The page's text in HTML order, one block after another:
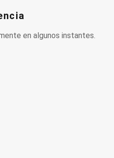
en algunos instantes.